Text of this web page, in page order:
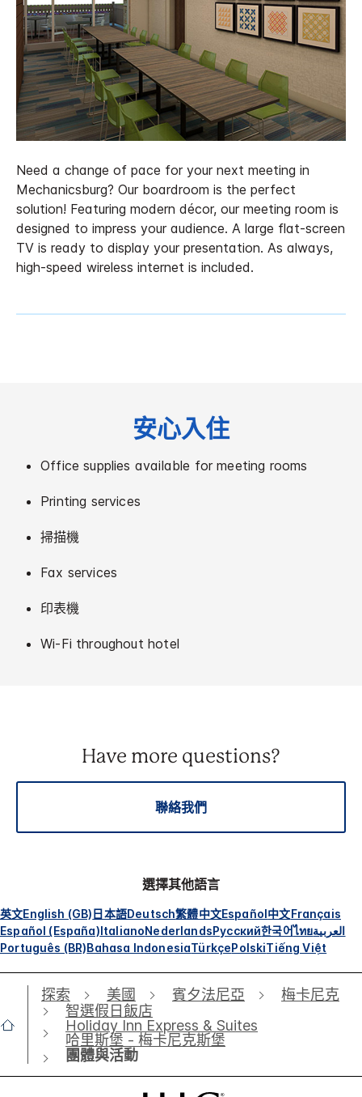
Need a change of pace for your next meeting in
Mechanicsburg? Our boardroom is the perfect
solution! Featuring modern décor, our meeting room is
designed to impress your audience. A large flat-screen
TV is ready to display your presentation. As always,
high-speed wireless internet is included.
安心入住
Office supplies available for meeting rooms
Printing services
掃描機
Fax services
印表機
Wi-Fi throughout hotel
Have more questions?
聯絡我們
選擇其他語言
英文English (GB)日本語Deutsch繁體中文Español中文Français
Español (España)ItalianoNederlandsРусский한국어ไทยالعربية
Português (BR)Bahasa IndonesiaTürkçePolskiTiếng Việt
探索 美國 賓夕法尼亞
梅卡尼克
智選假日飯店
Holiday Inn Express & Suites
哈里斯堡 - 梅卡尼克斯堡
團體與活動